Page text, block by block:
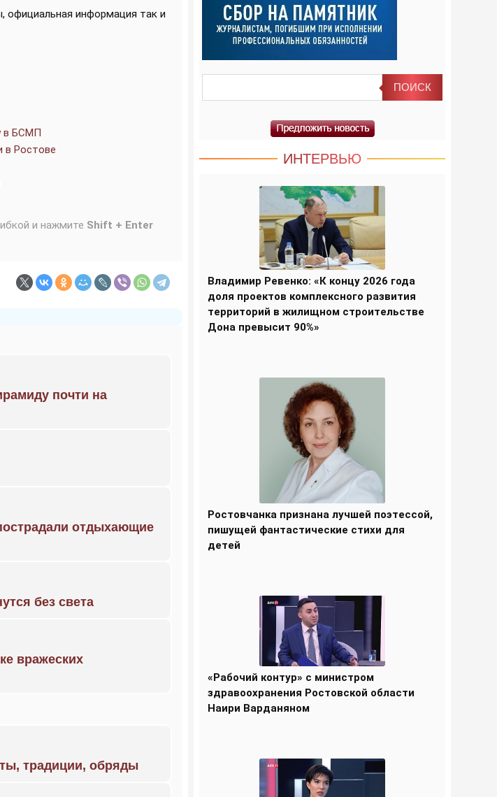
информация так и
в БСМП
в Ростове
и нажмите Shift + Enter
почти на
отдыхающие
без света
вражеских
традиции, обряды
ИНТЕРВЬЮ
Владимир Ревенко: «К концу 2026 года
доля проектов комплексного развития
территорий в жилищном строительстве
Дона превысит 90%»
Ростовчанка признана лучшей поэтессой,
пишущей фантастические стихи для
детей
«Рабочий контур» с министром
здравоохранения Ростовской области
Наири Варданяном